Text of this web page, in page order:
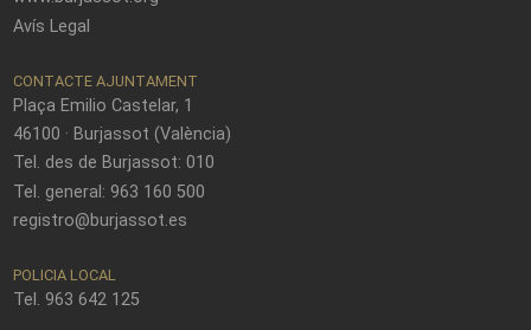
Avís Legal
CONTACTE AJUNTAMENT
Plaça Emilio Castelar, 1
46100 · Burjassot (València)
Tel. des de Burjassot: 010
Tel. general: 963 160 500
registro@burjassot.es
POLICIA LOCAL
Tel. 963 642 125